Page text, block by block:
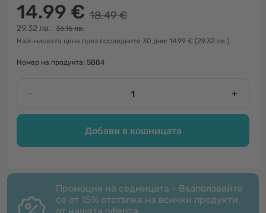
14.99 € 18.49 €
29.32 лв.
36.16 лв.
Най-ниската цена през последните 30 дни: 14.99 € (29.32 лв.)
Номер на продукта: SB84
- +
Добави в кошницата
Промоция на седмицата - Възползвайте
се от 15% отстъпка на всички продукти